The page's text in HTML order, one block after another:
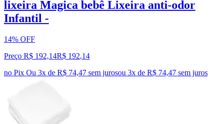
lixeira Magica bebê Lixeira anti-odor
Infantil -
14% OFF
Preço R$ 192,14R$ 192,14
no Pix Ou 3x de R$ 74,47 sem jurosou 3x de R$ 74,47 sem juros